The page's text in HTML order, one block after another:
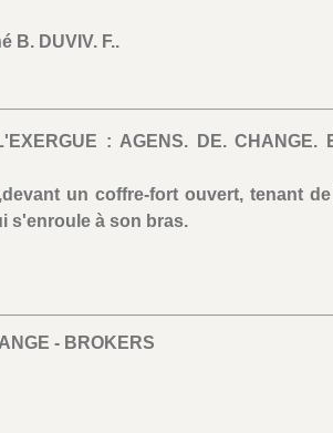
B. DUVIV. F..
: AGENS. DE. CHANGE.
un coffre-fort ouvert, tenant
s'enroule à son bras.
- BROKERS